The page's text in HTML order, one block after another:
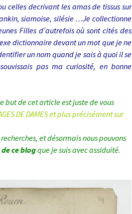
celles decrivant les amas de tissus sur
siamoise, silésie …Je collectionne
Filles d’autrefois où sont cités des
dictionnaire devant un mot que je ne
un nom quand je sais à quoi il se
pas ma curiosité, en bonne
but de cet article est juste de vous
DE DAMES et plus précisément sur
et désormais nous pouvons
de ce blogque je suis avec assiduité.